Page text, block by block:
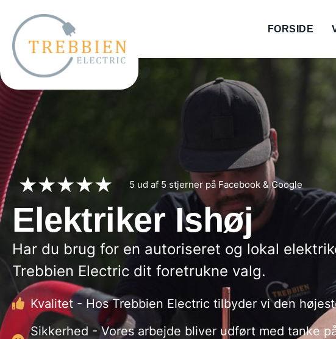
FORSIDE
★★★★★ 5 ud af 5 stjerner på Facebook & Google
Elektriker Ishøj
Har du brug for en autoriseret og lokal
Trebbien Electric dit foretrukne valg.
Kvalitet - Hos Trebbien Electric tilbyder vi den
Sikkerhed - Vores arbejde bliver udført med tanke